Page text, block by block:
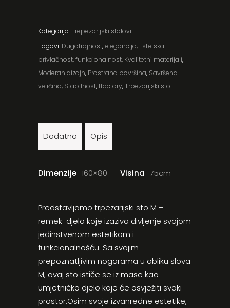
Kategorija:Trepezarijski stolovi
Tagovi: Dugotrajnost,elegancija, Estetska
privlačnost,funkcionalnost, Kvalitetni materijali,
Moderan dizajn, Prostrana površina, Savršena
veličina, Stabilnost,tfactory,Trpezarijski sto
Dodatno Opis
Dimenzije 160×80 Visina 75cm
Predstavljamo trpezarijski sto M –
remek-djelo koje izaziva divljenje svojom
jedinstvenom estetikom i
funkcionalnošću. Sa svojim
prepoznatljivim nogarama u obliku slova
M, ovaj sto ističe se iz mase kao
umjetničko djelo koje će osvježiti svaki
prostor.Osim svoje izvanredne estetike,